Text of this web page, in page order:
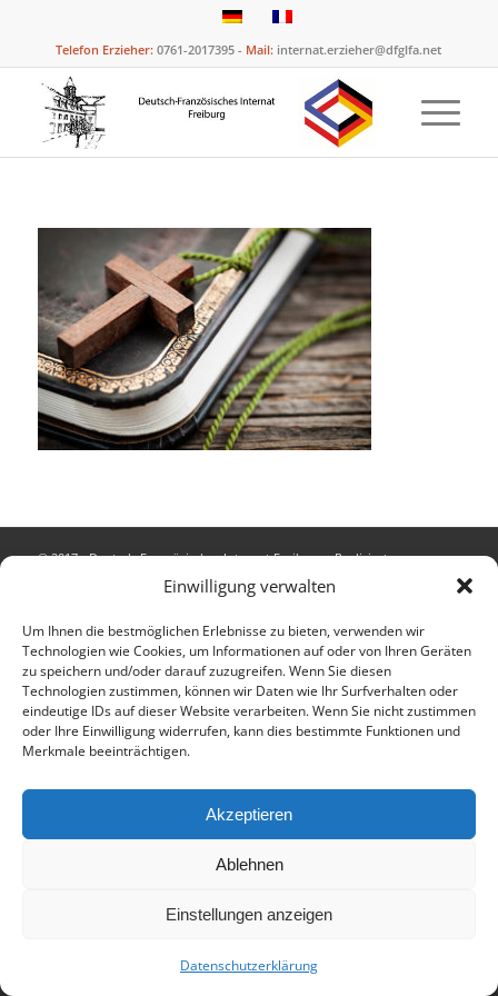
Einwilligung verwalten
Um Ihnen die bestmöglichen Erlebnisse zu bieten, verwenden wir
Technologien wie Cookies, um Informationen auf oder von Ihren Geräten
zu speichern und/oder darauf zuzugreifen. Wenn Sie diesen
Technologien zustimmen, können wir Daten wie Ihr Surfverhalten oder
eindeutige IDs auf dieser Website verarbeiten. Wenn Sie nicht zustimmen
oder Ihre Einwilligung widerrufen, kann dies bestimmte Funktionen und
Merkmale beeinträchtigen.
Akzeptieren
Ablehnen
Einstellungen anzeigen
Datenschutzerklärung
Telefon Erzieher: 0761-2017395 - Mail: internat.erzieher@dfglfa.net
© 2017 - Deutsch-Französisches Internat Freiburg - Realisiert von